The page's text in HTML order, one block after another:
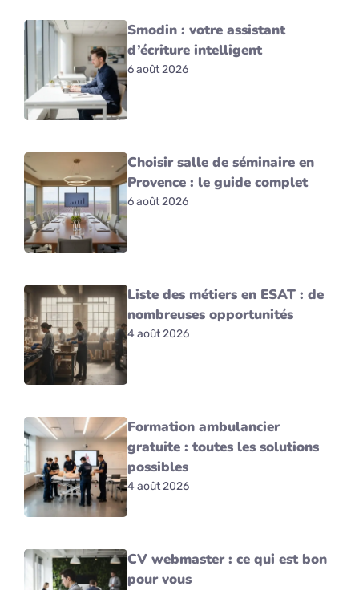
Smodin : votre assistant
d’écriture intelligent
6 août 2026
Choisir salle de séminaire en
Provence : le guide complet
6 août 2026
Liste des métiers en ESAT : de
nombreuses opportunités
4 août 2026
Formation ambulancier
gratuite : toutes les solutions
possibles
4 août 2026
CV webmaster : ce qui est bon
pour vous